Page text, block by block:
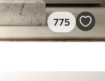
775